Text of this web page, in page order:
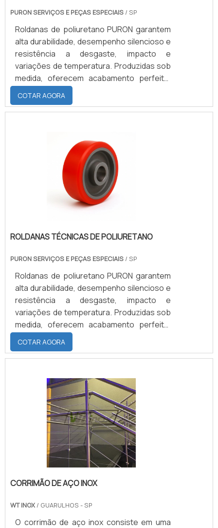
PURON SERVIÇOS E PEÇAS ESPECIAIS / SP
Roldanas de poliuretano PURON garantem
alta durabilidade, desempenho silencioso e
resistência a desgaste, impacto e
variações de temperatura. Produzidas sob
medida, oferecem acabamento perfeito,
excelente aderência e podem ser
personalizadas em cor e aplicação,
proporcionando operação confiável em
transporte e equipamentos de
movimentação de carga.
COTAR AGORA
ROLDANAS TÉCNICAS DE POLIURETANO
PURON SERVIÇOS E PEÇAS ESPECIAIS / SP
Roldanas de poliuretano PURON garantem
alta durabilidade, desempenho silencioso e
resistência a desgaste, impacto e
variações de temperatura. Produzidas sob
medida, oferecem acabamento perfeito,
excelente aderência e podem ser
personalizadas em cor e aplicação,
proporcionando operação confiável em
transporte e equipamentos de
movimentação de carga.
COTAR AGORA
CORRIMÃO DE AÇO INOX
WT INOX / GUARULHOS - SP
O corrimão de aço inox consiste em uma